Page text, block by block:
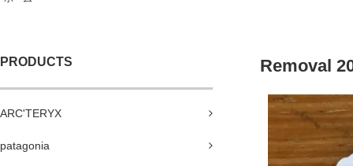
PRODUCTS
ARC'TERYX
patagonia
Removal